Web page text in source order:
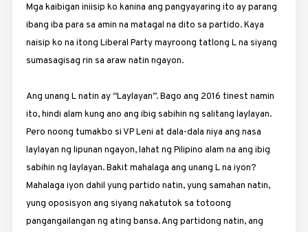
Mga kaibigan iniisip ko kanina ang pangyayaring ito ay parang
ibang iba para sa amin na matagal na dito sa partido. Kaya
naisip ko na itong Liberal Party mayroong tatlong L na siyang
sumasagisag rin sa araw natin ngayon.
Ang unang L natin ay “Laylayan”. Bago ang 2016 tinest namin
ito, hindi alam kung ano ang ibig sabihin ng salitang laylayan.
Pero noong tumakbo si VP Leni at dala-dala niya ang nasa
laylayan ng lipunan ngayon, lahat ng Pilipino alam na ang ibig
sabihin ng laylayan. Bakit mahalaga ang unang L na iyon?
Mahalaga iyon dahil yung partido natin, yung samahan natin,
yung oposisyon ang siyang nakatutok sa totoong
pangangailangan ng ating bansa. Ang partidong natin, ang